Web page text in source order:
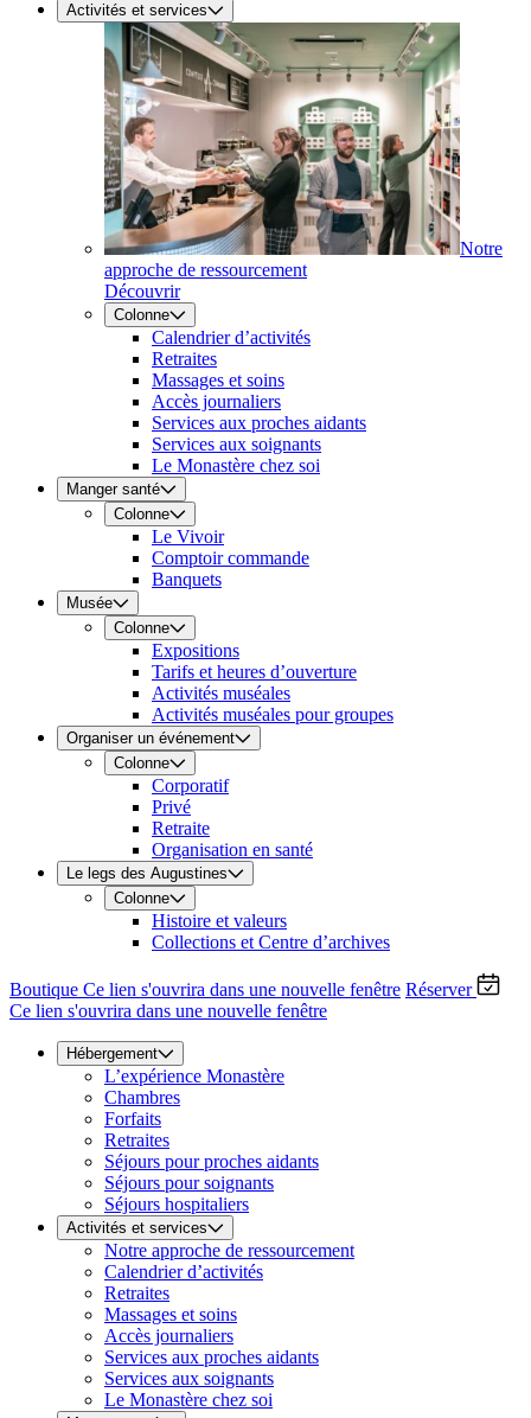
Activités et services
Notre
approche de ressourcement
Découvrir
Colonne
Calendrier d’activités
Retraites
Massages et soins
Accès journaliers
Services aux proches aidants
Services aux soignants
Le Monastère chez soi
Manger santé
Colonne
Le Vivoir
Comptoir commande
Banquets
Musée
Colonne
Expositions
Tarifs et heures d’ouverture
Activités muséales
Activités muséales pour groupes
Organiser un événement
Colonne
Corporatif
Privé
Retraite
Organisation en santé
Le legs des Augustines
Colonne
Histoire et valeurs
Collections et Centre d’archives
Boutique Ce lien s'ouvrira dans une nouvelle fenêtre Réserver
Ce lien s'ouvrira dans une nouvelle fenêtre
Hébergement
L’expérience Monastère
Chambres
Forfaits
Retraites
Séjours pour proches aidants
Séjours pour soignants
Séjours hospitaliers
Activités et services
Notre approche de ressourcement
Calendrier d’activités
Retraites
Massages et soins
Accès journaliers
Services aux proches aidants
Services aux soignants
Le Monastère chez soi